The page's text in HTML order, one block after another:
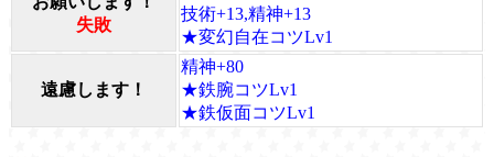
失敗
技術+13,精神+13
★変幻自在コツLv1
遠慮します！
精神+80
★鉄腕コツLv1
★鉄仮面コツLv1